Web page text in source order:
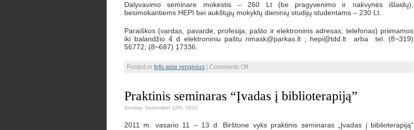
Dalyvavimo seminare mokestis – 260 Lt (be pragyvenimo ir nakvynės išlaidų);
besimokantiems HEPI bei aukštųjų mokyklų dieninių studijų studentams – 230 Lt.
Paraiškos (vardas, pavardė; profesija; pašto ir elektroninis adresas; telefonas) priimamos
iki balandžio 4 d elektroniniu paštu rimask@parkas.lt ; hepi@tdd.lt arba tel. (8~319)
56772; (8~687) 17336.
Posted in Info apie renginius Comments Offon
prieš
Raganas”
Praktinis seminaras “Įvadas į biblioterapiją”
Sunday, September 12th, 2010
2011 m. vasario 11 – 13 d. Birštone vyks praktinis seminaras „Įvadas į biblioterapiją“